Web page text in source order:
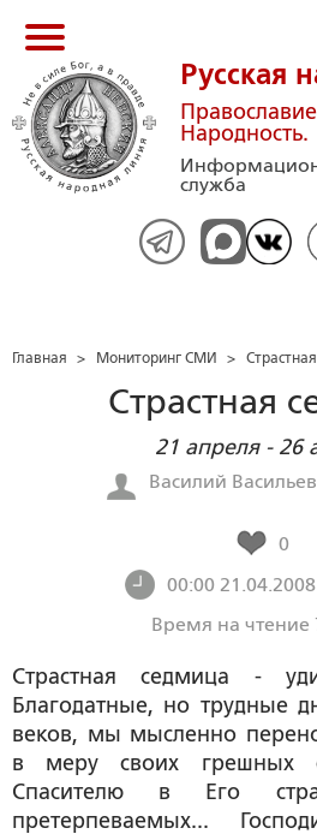
Русская
Народность.
служба
Главная > Мониторинг СМИ >
Страстная
21 апреля - 26
Василий
0
00:00 21.04.2008
Время на чтение
Страстная седмица -
Благодатные, но трудные
веков, мы мысленно
в меру своих грешных
Спасителю в Его
претерпеваемых...